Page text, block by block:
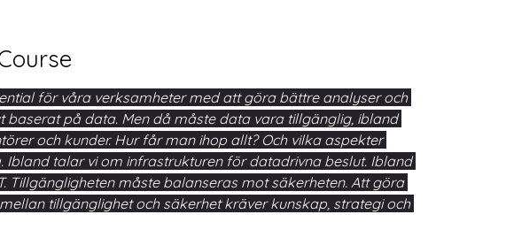
för våra verksamheter med att göra bättre analyser och
baserat på data. Men då måste data vara tillgänglig, ibland
och kunder. Hur får man ihop allt? Och vilka aspekter
Ibland talar vi om infrastrukturen för datadrivna beslut. Ibland
Tillgängligheten måste balanseras mot säkerheten. Att göra
tillgänglighet och säkerhet kräver kunskap, strategi och